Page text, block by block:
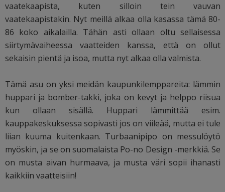
vaatekaapista, kuten silloin tein vauvan
vaatekaapistakin. Nyt meillä alkaa olla kasassa tämä 80-
86 koko aikalailla. Tähän asti ollaan oltu sellaisessa
siirtymävaiheessa vaatteiden kanssa, että on ollut
sekaisin pientä ja isoa, mutta nyt alkaa olla valmista.
Tämä asu on yksi meidän kaupunkilemppareita: lämmin
huppari ja bomber-takki, joka on kevyt ja helppo riisua
kun ollaan sisällä. Huppari lämmittää esim.
kauppakeskuksessa sopivasti jos on viileää, mutta ei tule
liian kuuma kuitenkaan. Turbaanipipo on messulöytö
myöskin, ja se on suomalaista Po-no Design -merkkiä. Se
on musta aivan hurmaava, ja musta väri sopii ihanasti
kaikkiin vaatteisiin!